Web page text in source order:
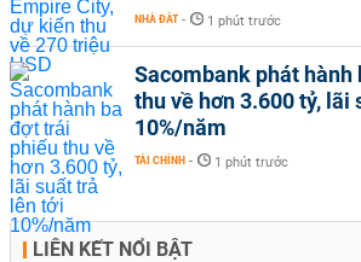
NHÀ ĐẤT - 1 phút trước
Sacombank phát
thu về hơn 3.600 tỷ, lãi
10%/năm
TÀI CHÍNH - 1 phút trước
LIÊN KẾT NỔI BẬT